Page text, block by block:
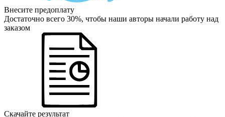
Внесите предоплату
Достаточно всего 30%, чтобы наши авторы начали работу над
заказом
Скачайте результат